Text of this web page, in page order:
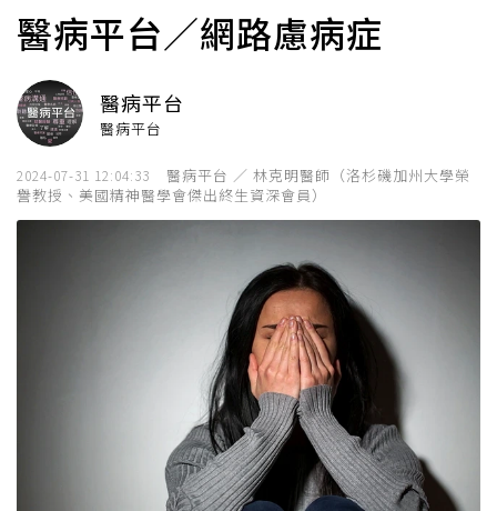
醫病平台／網路慮病症
醫病平台
醫病平台
2024-07-31 12:04:33
醫病平台 ／ 林克明醫師（洛杉磯加州大學榮
譽教授、美國精神醫學會傑出終生資深會員）